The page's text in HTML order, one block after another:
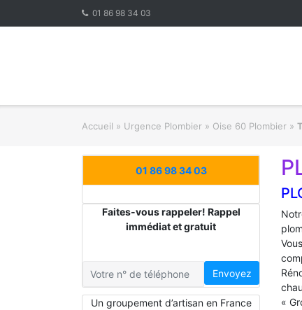
01 86 98 34 03
Accueil » Urgence Plombier » Oise 60 Plombier »
01 86 98 34 03
Faites-vous rappeler! Rappel
immédiat et gratuit
Envoyez
Un groupement d’artisan en France
«